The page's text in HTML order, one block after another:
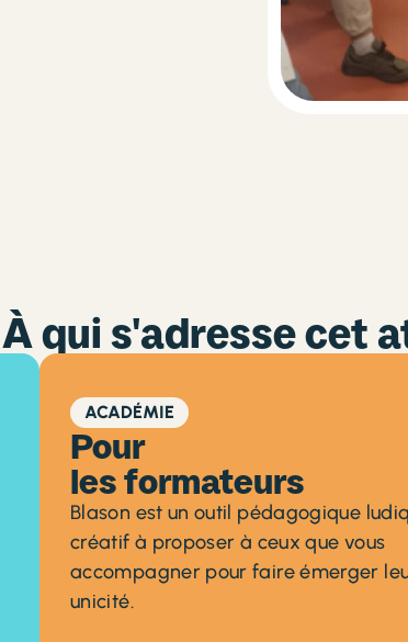
À qui s'adresse cet
ACADÉMIE
Pour
les formateurs
Blason est un outil pédagogique
créatif à proposer à ceux que vous
accompagner pour faire émerger
unicité.